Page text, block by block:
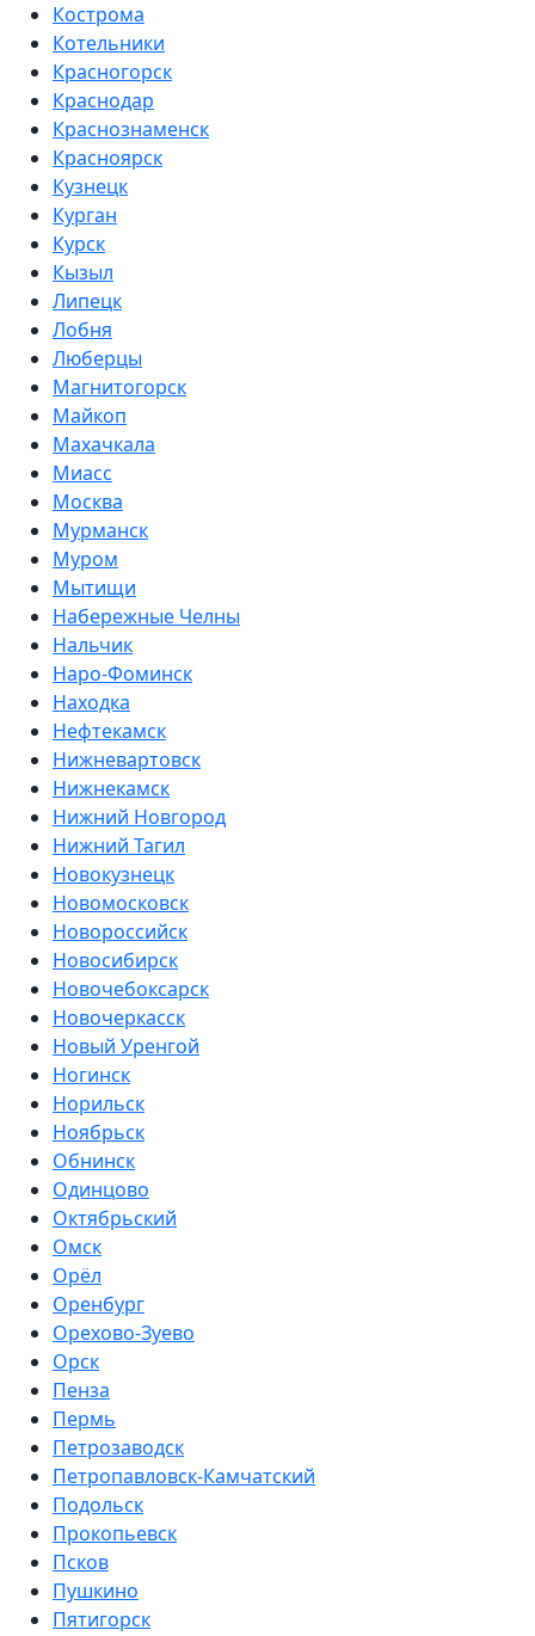
Кострома
Котельники
Красногорск
Краснодар
Краснознаменск
Красноярск
Кузнецк
Курган
Курск
Кызыл
Липецк
Лобня
Люберцы
Магнитогорск
Майкоп
Махачкала
Миасс
Москва
Мурманск
Муром
Мытищи
Набережные Челны
Нальчик
Наро-Фоминск
Находка
Нефтекамск
Нижневартовск
Нижнекамск
Нижний Новгород
Нижний Тагил
Новокузнецк
Новомосковск
Новороссийск
Новосибирск
Новочебоксарск
Новочеркасск
Новый Уренгой
Ногинск
Норильск
Ноябрьск
Обнинск
Одинцово
Октябрьский
Омск
Орёл
Оренбург
Орехово-Зуево
Орск
Пенза
Пермь
Петрозаводск
Петропавловск-Камчатский
Подольск
Прокопьевск
Псков
Пушкино
Пятигорск